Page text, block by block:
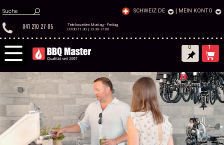
SCHWEIZ DE MEIN KONTO
041 210 27 85
Telefonzeiten Montag - Freitag
09.00-11.30 | 13.30-17.00
0 1